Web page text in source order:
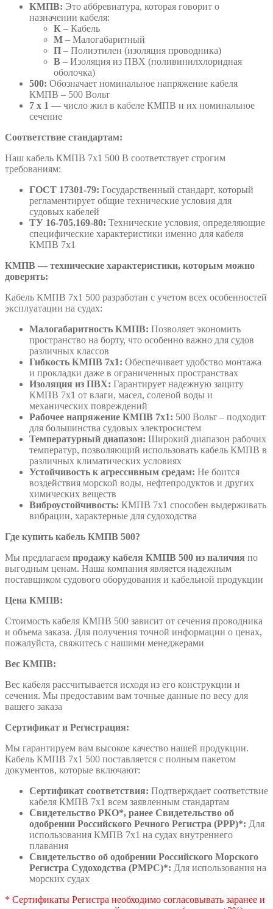
КМПВ: Это аббревиатура, которая говорит о
назначении кабеля:
К – Кабель
М – Малогабаритный
П – Полиэтилен (изоляция проводника)
В – Изоляция из ПВХ (поливинилхлоридная
оболочка)
500: Обозначает номинальное напряжение кабеля
КМПВ – 500 Вольт
7 х 1 — число жил в кабеле КМПВ и их номинальное
сечение
Соответствие стандартам:
Наш кабель КМПВ 7х1 500 В соответствует строгим
требованиям:
ГОСТ 17301-79: Государственный стандарт, который
регламентирует общие технические условия для
судовых кабелей
ТУ 16-705.169-80: Технические условия, определяющие
специфические характеристики именно для кабеля
КМПВ 7х1
КМПВ — технические характеристики, которым можно
доверять:
Кабель КМПВ 7х1 500 разработан с учетом всех особенностей
эксплуатации на судах:
Малогабаритность КМПВ: Позволяет экономить
пространство на борту, что особенно важно для судов
различных классов
Гибкость КМПВ 7х1: Обеспечивает удобство монтажа
и прокладки даже в ограниченных пространствах
Изоляция из ПВХ: Гарантирует надежную защиту
КМПВ 7х1 от влаги, масел, соленой воды и
механических повреждений
Рабочее напряжение КМПВ 7х1: 500 Вольт – подходит
для большинства судовых электросистем
Температурный диапазон: Широкий диапазон рабочих
температур, позволяющий использовать кабель КМПВ в
различных климатических условиях
Устойчивость к агрессивным средам: Не боится
воздействия морской воды, нефтепродуктов и других
химических веществ
Виброустойчивость: КМПВ 7х1 способен выдерживать
вибрации, характерные для судоходства
Где купить кабель КМПВ 500?
Мы предлагаем продажу кабеля КМПВ 500 из наличия по
выгодным ценам. Наша компания является надежным
поставщиком судового оборудования и кабельной продукции
Цена КМПВ:
Стоимость кабеля КМПВ 500 зависит от сечения проводника
и объема заказа. Для получения точной информации о ценах,
пожалуйста, свяжитесь с нашими менеджерами
Вес КМПВ:
Вес кабеля рассчитывается исходя из его конструкции и
сечения. Мы предоставим вам точные данные по весу для
вашего заказа
Сертификат и Регистрация:
Мы гарантируем вам высокое качество нашей продукции.
Кабель КМПВ 7х1 500 поставляется с полным пакетом
документов, которые включают:
Сертификат соответствия: Подтверждает соответствие
кабеля КМПВ 7х1 всем заявленным стандартам
Свидетельство РКО*, ранее Свидетельство об
одобрении Российского Речного Регистра (РРР)*: Для
использования КМПВ 7х1 на судах внутреннего
плавания
Свидетельство об одобрении Российского Морского
Регистра Судоходства (РМРС)*: Для использования на
морских судах
* Сертификаты Регистра необходимо согласовывать заранее и